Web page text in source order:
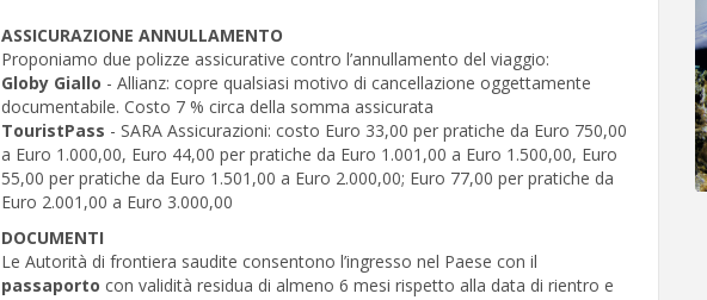
ASSICURAZIONE ANNULLAMENTO
Proponiamo due polizze assicurative contro l’annullamento del viaggio:
Globy Giallo - Allianz: copre qualsiasi motivo di cancellazione oggettamente
documentabile. Costo 7 % circa della somma assicurata
TouristPass - SARA Assicurazioni: costo Euro 33,00 per pratiche da Euro 750,00
a Euro 1.000,00, Euro 44,00 per pratiche da Euro 1.001,00 a Euro 1.500,00, Euro
55,00 per pratiche da Euro 1.501,00 a Euro 2.000,00; Euro 77,00 per pratiche da
Euro 2.001,00 a Euro 3.000,00
DOCUMENTI
Le Autorità di frontiera saudite consentono l’ingresso nel Paese con il
passaporto con validità residua di almeno 6 mesi rispetto alla data di rientro e